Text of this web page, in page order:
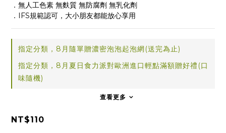
．無人工色素 無麩質 無防腐劑 無乳化劑
．IFS規範認可，大小朋友都能放心享用
指定分類，8月隨單贈濃密泡泡起泡網(送完為止)
指定分類，8月夏日食力派對歐洲進口輕點滿額贈好禮(口
味隨機)
查看更多
NT$110